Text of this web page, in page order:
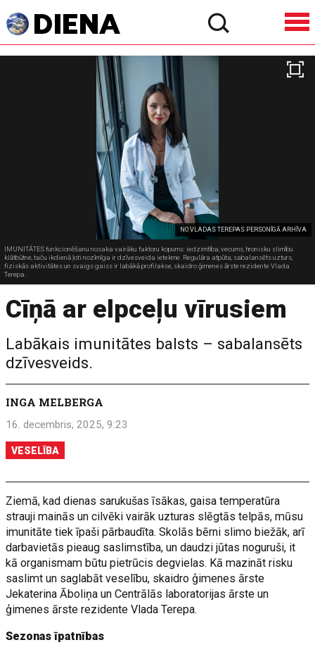
NO VLADAS TEREPAS PERSONĪGĀ ARHĪVA
IMUNITĀTES funkcionēšanu nosaka vairāku faktoru kopums: iedzimtība, vecums, hronisku slimību
klātbūtne, taču ikdienā ļoti nozīmīga ir dzīvesveida ietekme. Regulāra atpūta, sabalansēts uzturs,
fiziskās aktivitātes un svaigs gaiss ir labākā profilakse, skaidro ģimenes ārste rezidente Vlada
Terepa.
Cīņā ar elpceļu vīrusiem
Labākais imunitātes balsts – sabalansēts
dzīvesveids.
INGA MELBERGA
16. decembris, 2025, 9:23
VESELĪBA
Ziemā, kad dienas sarukušas īsākas, gaisa temperatūra
strauji mainās un cilvēki vairāk uzturas slēgtās telpās, mūsu
imunitāte tiek īpaši pārbaudīta. Skolās bērni slimo biežāk, arī
darbavietās pieaug saslimstība, un daudzi jūtas noguruši, it
kā organismam būtu pietrūcis degvielas. Kā mazināt risku
saslimt un saglabāt veselību, skaidro ģimenes ārste
Jekaterina Āboliņa un Centrālās laboratorijas ārste un
ģimenes ārste rezidente Vlada Terepa.
Sezonas īpatnības